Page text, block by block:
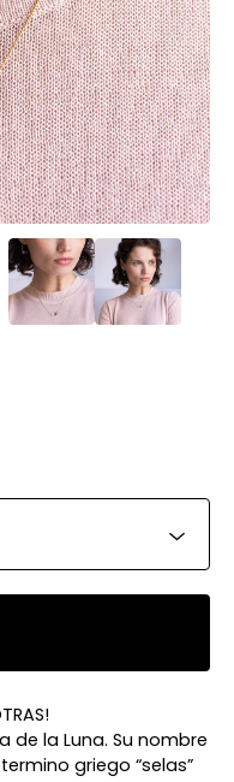
de la Luna. Su nombre
griego “selas”